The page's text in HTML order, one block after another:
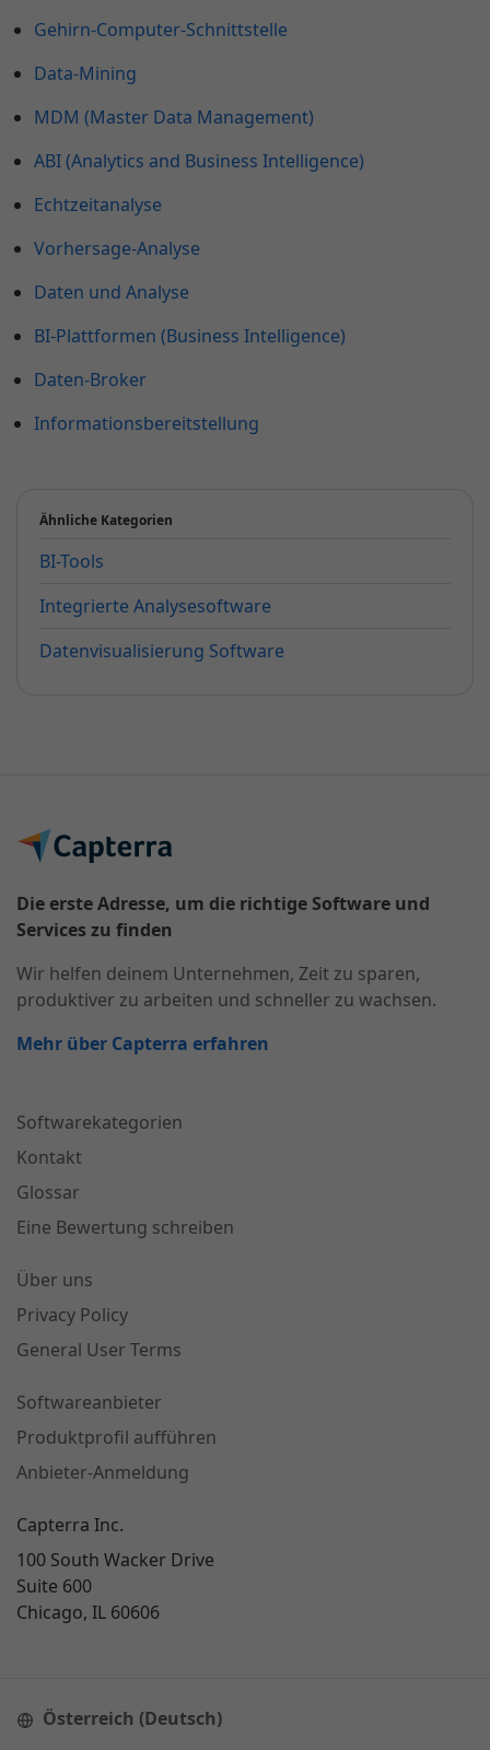
Gehirn-Computer-Schnittstelle
Data-Mining
MDM (Master Data Management)
ABI (Analytics and Business Intelligence)
Echtzeitanalyse
Vorhersage-Analyse
Daten und Analyse
BI-Plattformen (Business Intelligence)
Daten-Broker
Informationsbereitstellung
Ähnliche Kategorien
BI-Tools
Integrierte Analysesoftware
Datenvisualisierung Software
Die erste Adresse, um die richtige Software und
Services zu finden
Wir helfen deinem Unternehmen, Zeit zu sparen,
produktiver zu arbeiten und schneller zu wachsen.
Mehr über Capterra erfahren
Softwarekategorien
Kontakt
Glossar
Eine Bewertung schreiben
Über uns
Privacy Policy
General User Terms
Softwareanbieter
Produktprofil aufführen
Anbieter-Anmeldung
Capterra Inc.
100 South Wacker Drive
Suite 600
Chicago, IL 60606
Österreich (Deutsch)